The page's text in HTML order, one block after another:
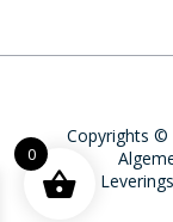
Copyrights ©
0